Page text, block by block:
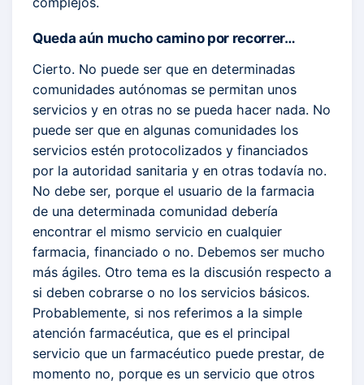
Queda aún mucho camino por recorrer…
Cierto. No puede ser que en determinadas
comunidades autónomas se permitan unos
servicios y en otras no se pueda hacer nada. No
puede ser que en algunas comunidades los
servicios estén protocolizados y financiados
por la autoridad sanitaria y en otras todavía no.
No debe ser, porque el usuario de la farmacia
de una determinada comunidad debería
encontrar el mismo servicio en cualquier
farmacia, financiado o no. Debemos ser mucho
más ágiles. Otro tema es la discusión respecto a
si deben cobrarse o no los servicios básicos.
Probablemente, si nos referimos a la simple
atención farmacéutica, que es el principal
servicio que un farmacéutico puede prestar, de
momento no, porque es un servicio que otros